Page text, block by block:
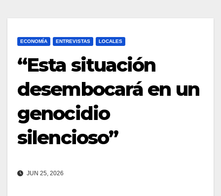
ECONOMÍA ENTREVISTAS LOCALES
“Esta situación
desembocará en un
genocidio
silencioso”
JUN 25, 2026